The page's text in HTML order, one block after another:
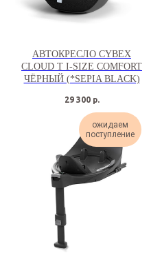
АВТОКРЕСЛО CYBEX
CLOUD T I-SIZE COMFORT
ЧЁРНЫЙ (*SEPIA BLACK)
29 300 р.
ожидаем
поступление